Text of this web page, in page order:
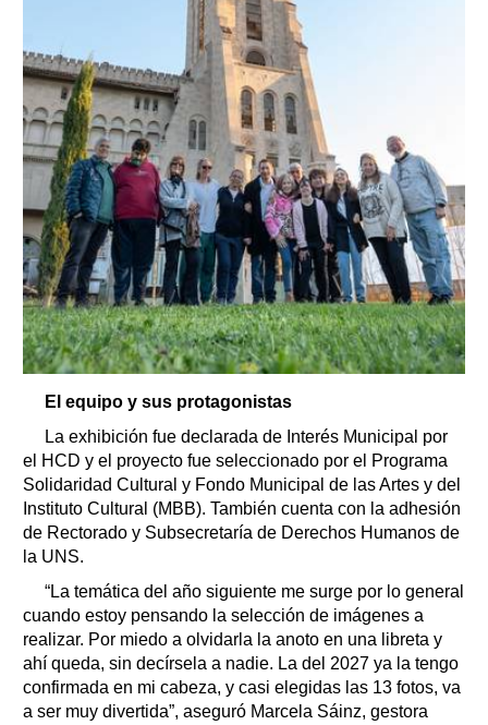
El equipo y sus protagonistas
La exhibición fue declarada de Interés Municipal por
el HCD y el proyecto fue seleccionado por el Programa
Solidaridad Cultural y Fondo Municipal de las Artes y del
Instituto Cultural (MBB). También cuenta con la adhesión
de Rectorado y Subsecretaría de Derechos Humanos de
la UNS.
“La temática del año siguiente me surge por lo general
cuando estoy pensando la selección de imágenes a
realizar. Por miedo a olvidarla la anoto en una libreta y
ahí queda, sin decírsela a nadie. La del 2027 ya la tengo
confirmada en mi cabeza, y casi elegidas las 13 fotos, va
a ser muy divertida”, aseguró Marcela Sáinz, gestora